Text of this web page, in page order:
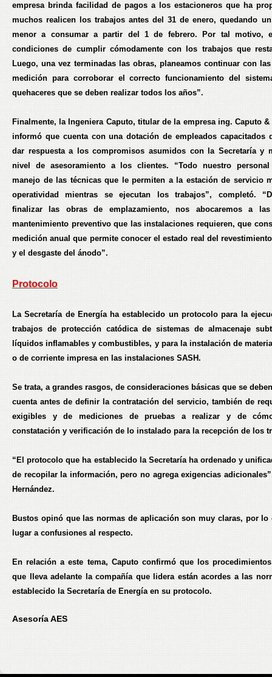
empresa brinda facilidad de pagos a los estacioneros que ha
muchos realicen los trabajos antes del 31 de enero, quedando
menor a consumar a partir del 1 de febrero. Por tal motivo,
condiciones de cumplir cómodamente con los trabajos que
Luego, una vez terminadas las obras, planeamos continuar con
medición para corroborar el correcto funcionamiento del
quehaceres que se deben realizar todos los años”.
Finalmente, la Ingeniera Caputo, titular de la empresa ing. Caputo
informó que cuenta con una dotación de empleados capacitados
dar respuesta a los compromisos asumidos con la Secretaría y
nivel de asesoramiento a los clientes. “Todo nuestro
manejo de las técnicas que le permiten a la estación de servicio
operatividad mientras se ejecutan los trabajos”, completó.
finalizar las obras de emplazamiento, nos abocaremos a
mantenimiento preventivo que las instalaciones requieren, que
medición anual que permite conocer el estado real del
y el desgaste del ánodo”.
Protocolo
La Secretaría de Energía ha establecido un protocolo para la
trabajos de protección catódica de sistemas de almacenaje
líquidos inflamables y combustibles, y para la instalación de
o de corriente impresa en las instalaciones SASH.
Se trata, a grandes rasgos, de consideraciones básicas que se
cuenta antes de definir la contratación del servicio, también de
exigibles y de mediciones de pruebas a realizar y de
constatación y verificación de lo instalado para la recepción de los
“El protocolo que ha establecido la Secretaría ha ordenado y
de recopilar la información, pero no agrega exigencias
Hernández.
Bustos opinó que las normas de aplicación son muy claras, por lo
lugar a confusiones al respecto.
En relación a este tema, Caputo confirmó que los
que lleva adelante la compañía que lidera están acordes a las
establecido la Secretaría de Energía en su protocolo.
Asesoría AES